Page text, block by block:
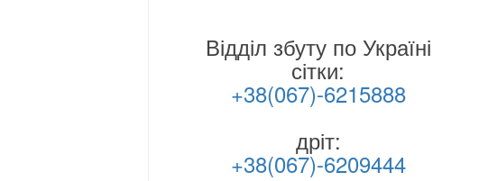
Відділ збуту по Україні
сітки:
+38(067)-6215888
дріт:
+38(067)-6209444